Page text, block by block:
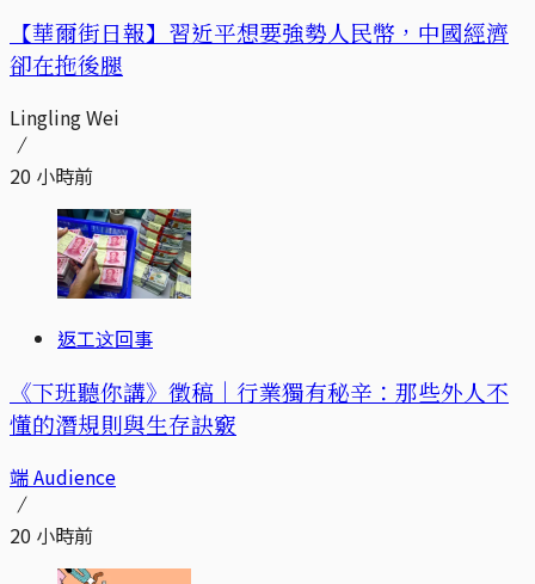
【華爾街日報】習近平想要強勢人民幣，中國經濟
卻在拖後腿
Lingling Wei
20 小時前
返工这回事
《下班聽你講》徵稿｜行業獨有秘辛：那些外人不
懂的潛規則與生存訣竅
端 Audience
20 小時前